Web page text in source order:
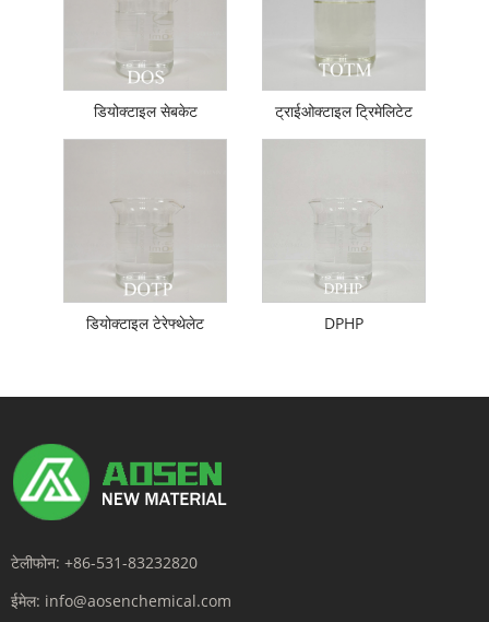
डियोक्टाइल सेबकेट ट्राईओक्टाइल ट्रिमेलिटेट
डियोक्टाइल टेरेफ्थेलेट DPHP
टेलीफोन: +86-531-83232820
ईमेल: info@aosenchemical.com